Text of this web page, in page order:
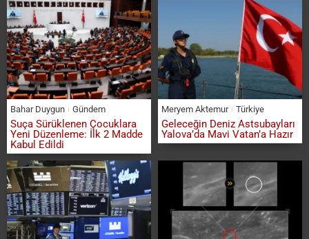
Bahar Duygun Gündem
Suça Sürüklenen Çocuklara
Yeni Düzenleme: İlk 2 Madde
Kabul Edildi
Meryem Aktemur Türkiye
Geleceğin Deniz Astsubayları
Yalova’da Mavi Vatan’a Hazır